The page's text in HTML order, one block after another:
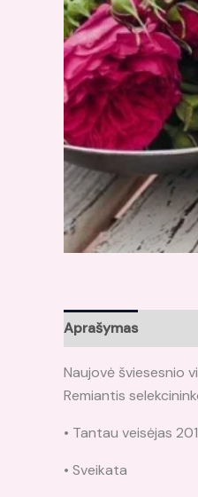
Aprašymas
Naujovė šviesesnio
Remiantis
• Tantau veisėjas
• Sveikata